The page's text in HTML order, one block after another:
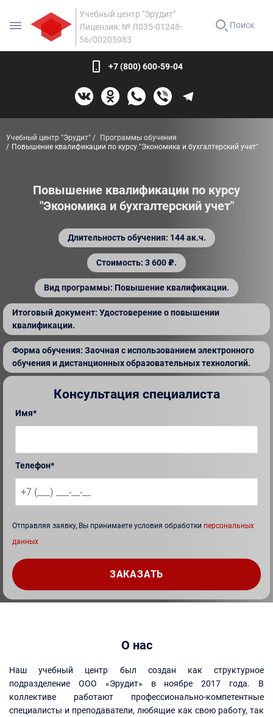
Учебный центр "Эрудит"
Лицензия: № Л035-01248-
56/00205983
Поиск
+7 (800) 600-59-04
Учебный центр "Эрудит"
Программы обучения
Повышение квалификации по курсу "Экономика и бухгалтерский учет"
Повышение квалификации по курсу
"Экономика и бухгалтерский учет"
Длительность обучения: 144 ак.ч.
Стоимость: 3 600 ₽.
Вид программы: Повышение квалификации.
Итоговый документ: Удостоверение о повышении
квалификации.
Форма обучения: Заочная с использованием электронного
обучения и дистанционных образовательных технологий.
Консультация специалиста
Имя*
Телефон*
Отправляя заявку, Вы принимаете условия обработки персональных
данных
О нас
Наш учебный центр был создан как структурное
подразделение ООО «Эрудит» в ноябре 2017 года. В
коллективе работают профессионально-компетентные
специалисты и преподаватели, любящие как свою работу, так